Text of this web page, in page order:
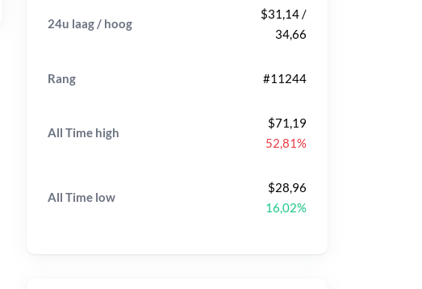
24u laag / hoog
$31,14 /
34,66
Rang #11244
All Time high
$71,19
52,81%
All Time low
$28,96
16,02%